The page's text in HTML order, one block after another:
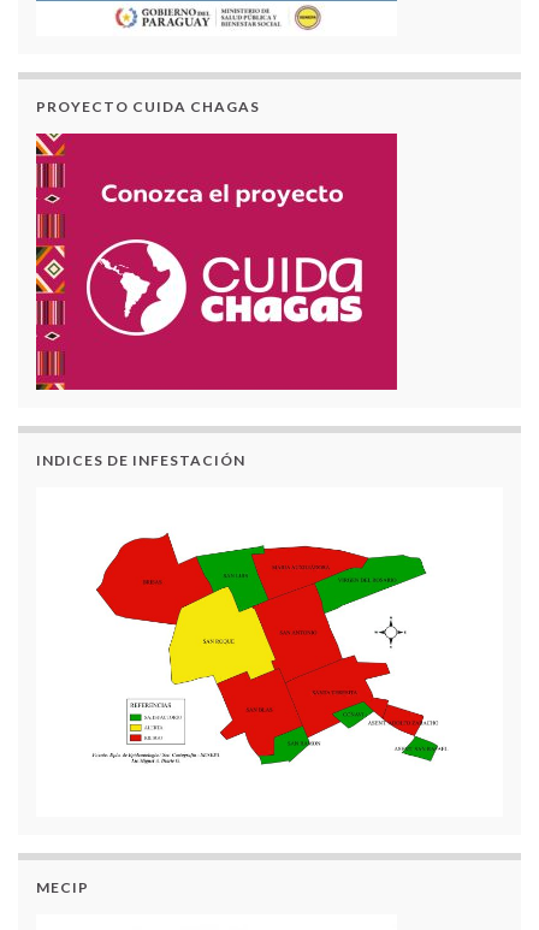
PROYECTO CUIDA CHAGAS
INDICES DE INFESTACIÓN
MECIP